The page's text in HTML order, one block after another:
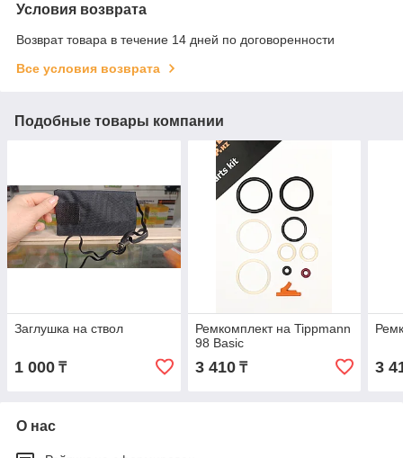
Условия возврата
Возврат товара в течение 14 дней по договоренности
Все условия возврата
Подобные товары компании
Заглушка на ствол
1 000 ₸
Ремкомплект на Tippmann
98 Basic
3 410₸ 3
О нас